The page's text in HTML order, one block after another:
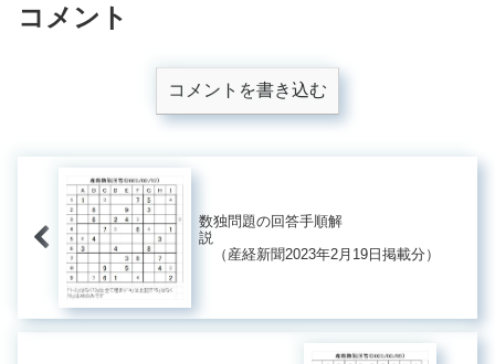
コメント
コメントを書き込む
数独問題の回答手順解
説
（産経新聞2023年2月19日掲載分）